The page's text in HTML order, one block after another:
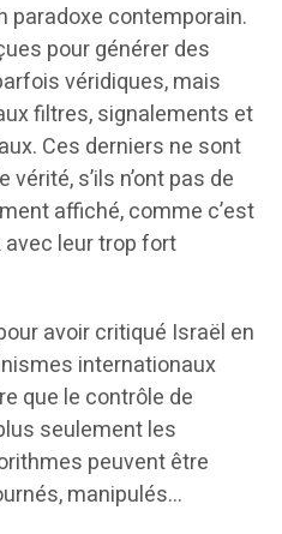
paradoxe contemporain.
pour générer des
véridiques, mais
filtres, signalements et
Ces derniers ne sont
s’ils n’ont pas de
affiché, comme c’est
avec leur trop fort
avoir critiqué Israël en
internationaux
que le contrôle de
seulement les
peuvent être
manipulés…